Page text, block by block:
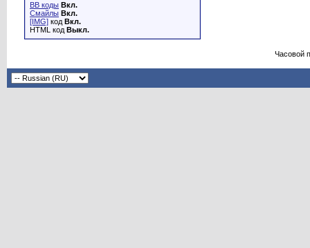
BB коды Вкл.
Смайлы Вкл.
[IMG] код Вкл.
HTML код Выкл.
Часовой